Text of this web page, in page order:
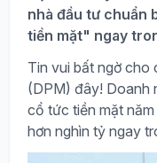
nhà đầu tư chuẩn
tiền mặt" ngay
Tin vui bất ngờ
(DPM) đây! Doanh
cổ tức tiền mặt
hơn nghìn tỷ ngay